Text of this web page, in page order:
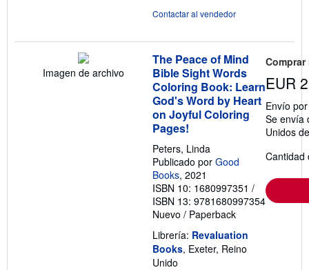
Contactar al vendedor
Imagen de archivo
The Peace of Mind
Bible Sight Words
Coloring Book: Learn
God's Word by Heart
on Joyful Coloring
Pages!
Peters, Linda
Publicado por Good
Books, 2021
ISBN 10: 1680997351 /
ISBN 13: 9781680997354
Nuevo / Paperback
Librería: Revaluation
Books, Exeter, Reino
Unido
EUR
Envío
Se envía
Unidos
Cantidad